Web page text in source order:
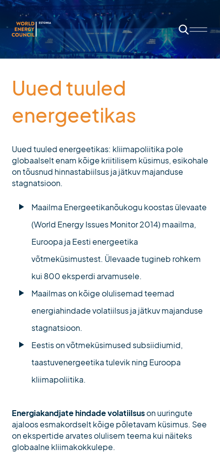
AVALEHT
PUBLIKATSIOONID
MEIST
Maailma Energeetikanõukogu
Missioon
Tegevused
Juhatus
Ajalugu
Uued tuuled
energeetikas
Uued tuuled energeetikas: kliimapoliitika pole
globaalselt enam kõige kriitilisem küsimus, esikohale
on tõusnud hinnastabiilsus ja jätkuv majanduse
stagnatsioon.
Maailma Energeetikanõukogu koostas ülevaate
(World Energy Issues Monitor 2014) maailma,
Euroopa ja Eesti energeetika
võtmeküsimustest. Ülevaade tugineb rohkem
kui 800 eksperdi arvamusele.
Maailmas on kõige olulisemad teemad
energiahindade volatiilsus ja jätkuv majanduse
stagnatsioon.
Eestis on võtmeküsimused subsiidiumid,
taastuvenergeetika tulevik ning Euroopa
kliimapoliitika.
Energiakandjate hindade volatiilsuson uuringute
ajaloos esmakordselt kõige põletavam küsimus. See
on ekspertide arvates olulisem teema kui näiteks
globaalne kliimakokkulepe.